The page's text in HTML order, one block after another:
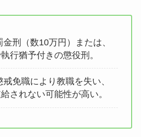
金刑（数10万円）または、
行猶予付きの懲役刑。
戒免職により教職を失い、
されない可能性が高い。